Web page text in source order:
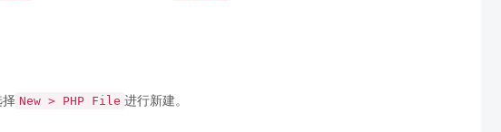
New > PHP File 进行新建。